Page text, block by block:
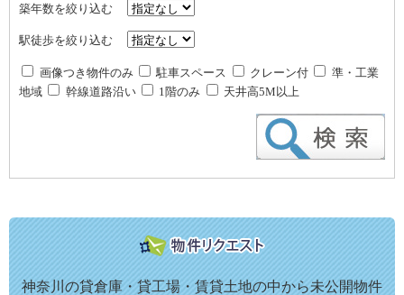
築年数を絞り込む
駅徒歩を絞り込む
画像つき物件のみ 駐車スペース クレーン付
準・工業
地域
幹線道路沿い 1階のみ 天井高5M以上
神奈川の貸倉庫・貸工場・賃貸土地の中から未公開物件